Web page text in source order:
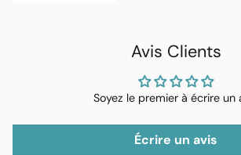
Avis Clients
Soyez le premier à écrire un
Écrire un avis